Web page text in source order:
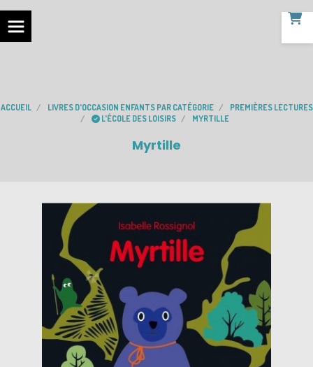
ACCUEIL LIVRES D'OCCASION ENFANTS PAR CATÉGORIE
PREMIÈRES LECTURES
L'ÉCOLE DES LOISIRS
MYRTILLE
Myrtille